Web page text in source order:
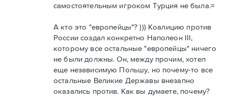
самостоятельным игроком Турция не была.=
А кто это "европейцы"? ))) Коалицию против
России создал конкретно Наполеон III,
которому все остальные "европейцы" ничего
не были должны. Он, между прочим, хотел
еще независимую Польшу, но почему-то все
остальные Великие Державы внезапно
оказались против. Как вы думаете, почему?